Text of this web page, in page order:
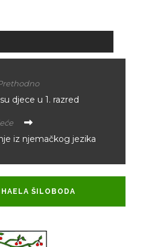
djece u 1. razred
iz njemačkog jezika
ŠILOBODA